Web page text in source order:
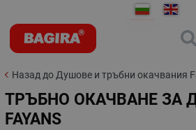
Назад до Душове и тръбни окачвания
ТРЪБНО ОКАЧВАНЕ ЗА
FAYANS